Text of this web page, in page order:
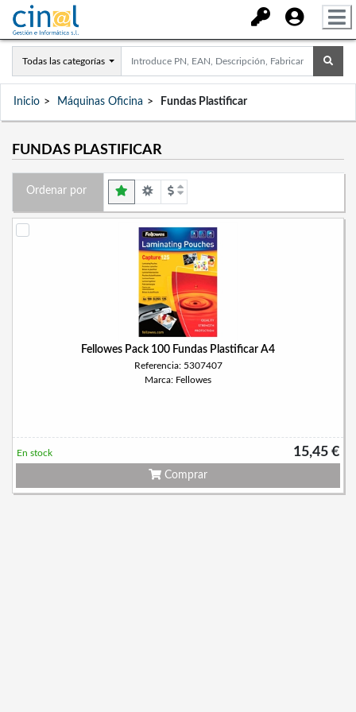
Todas las categorías
Inicio Máquinas Oficina Fundas Plastificar
FUNDAS PLASTIFICAR
Ordenar por
Fellowes Pack 100 Fundas Plastificar A4
Referencia: 5307407
Marca: Fellowes
15,45 €
En stock
Comprar